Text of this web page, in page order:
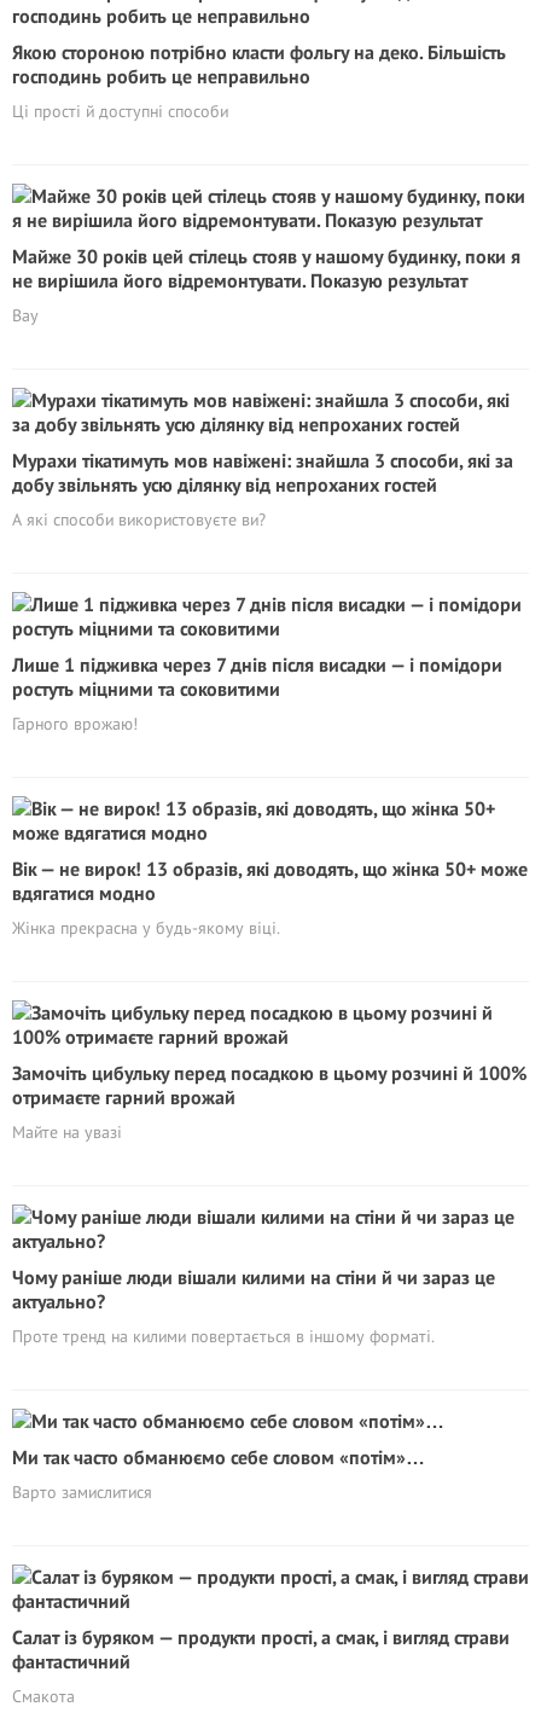
Якою стороною потрібно класти фольгу на деко. Більшість
господинь робить це неправильно
Ці прості й доступні способи
Майже 30 років цей стілець стояв у нашому будинку, поки я
не вирішила його відремонтувати. Показую результат
Вау
Мурахи тікатимуть мов навіжені: знайшла 3 способи, які за
добу звільнять усю ділянку від непроханих гостей
А які способи використовуєте ви?
Лише 1 підживка через 7 днів після висадки — і помідори
ростуть міцними та соковитими
Гарного врожаю!
Вік — не вирок! 13 образів, які доводять, що жінка 50+ може
вдягатися модно
Жінка прекрасна у будь-якому віці.
Замочіть цибульку перед посадкою в цьому розчині й 100%
отримаєте гарний врожай
Майте на увазі
Чому раніше люди вішали килими на стіни й чи зараз це
актуально?
Проте тренд на килими повертається в іншому форматі.
Ми так часто обманюємо себе словом «потім»…
Варто замислитися
Салат із буряком — продукти прості, а смак, і вигляд страви
фантастичний
Смакота